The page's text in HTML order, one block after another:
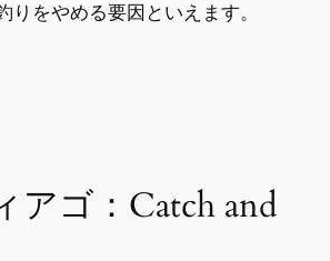
りをやめる要因といえます。
アゴ：Catch and